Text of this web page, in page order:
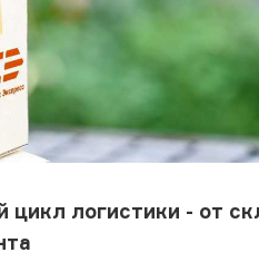
цикл логистики - от